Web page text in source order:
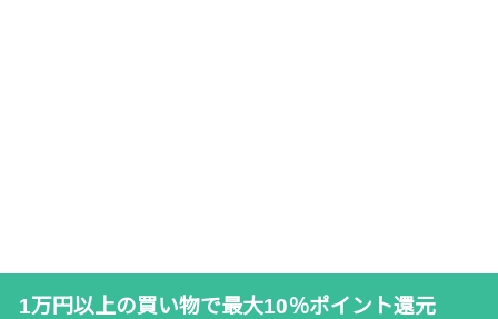
1万円以上の買い物で最大10％ポイント還元